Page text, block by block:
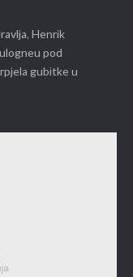
Henrik
pod
gubitke u